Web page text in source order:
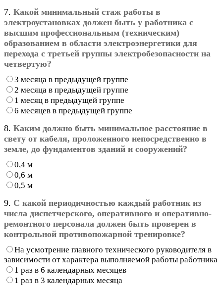
7. Какой минимальный стаж работы в
электроустановках должен быть у работника с
высшим профессиональным (техническим)
образованием в области электроэнергетики для
перехода с третьей группы электробезопасности на
четвертую?
3 месяца в предыдущей группе
2 месяца в предыдущей группе
1 месяц в предыдущей группе
6 месяцев в предыдущей группе
8. Каким должно быть минимальное расстояние в
свету от кабеля, проложенного непосредственно в
земле, до фундаментов зданий и сооружений?
0,4 м
0,6 м
0,5 м
9. С какой периодичностью каждый работник из
числа диспетчерского, оперативного и оперативно-
ремонтного персонала должен быть проверен в
контрольной противопожарной тренировке?
На усмотрение главного технического руководителя в
зависимости от характера выполняемой работы работника
1 раз в 6 календарных месяцев
1 раз в 3 календарных месяца